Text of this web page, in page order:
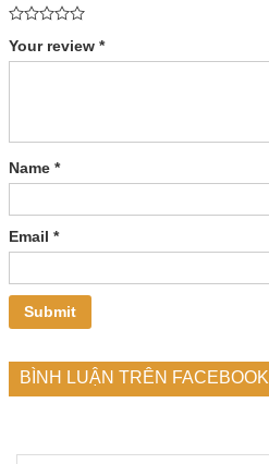
Your review *
Name *
Email *
BÌNH LUẬN TRÊN FACEBOOK